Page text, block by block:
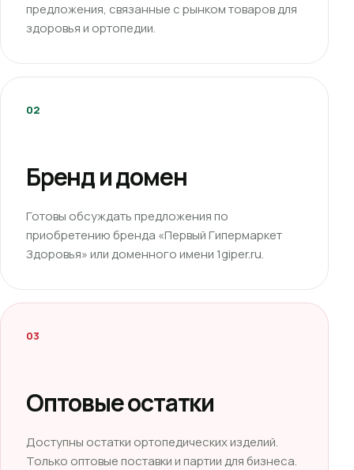
предложения, связанные с рынком товаров для
здоровья и ортопедии.
02
Бренд и домен
Готовы обсуждать предложения по
приобретению бренда «Первый Гипермаркет
Здоровья» или доменного имени 1giper.ru.
03
Оптовые остатки
Доступны остатки ортопедических изделий.
Только оптовые поставки и партии для бизнеса.